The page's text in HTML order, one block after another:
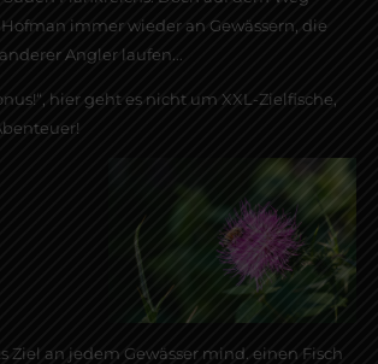
immer wieder an Gewässern, die
Angler laufen...
hier geht es nicht um XXL-Zielfische,
Ziel an jedem Gewässer mind. einen Fisch